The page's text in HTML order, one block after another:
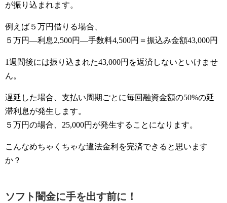
が振り込まれます。
例えば５万円借りる場合、
５万円―利息2,500円―手数料4,500円＝振込み金額43,000円
1週間後には振り込まれた43,000円を返済しないといけませ
ん。
遅延した場合、支払い周期ごとに毎回融資金額の50%の延
滞利息が発生します。
５万円の場合、25,000円が発生することになります。
こんなめちゃくちゃな違法金利を完済できると思います
か？
ソフト闇金に手を出す前に！